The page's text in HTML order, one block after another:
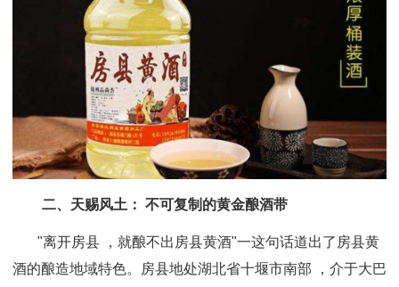
二、天赐风土： 不可复制的黄金酿酒带
"离开房县 ，就酿不出房县黄酒"一这句话道出了房县黄
酒的酿造地域特色。
房县地处湖北省十堰市南部 ，介于大巴